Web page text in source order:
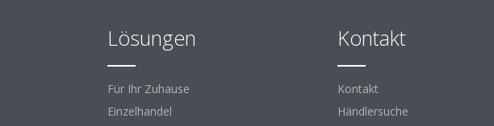
Lösungen
Für Ihr Zuhause
Einzelhandel
Kontakt
Kontakt
Händlersuche